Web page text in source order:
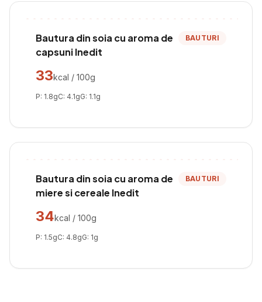
Bautura din soia cu aroma de
capsuni Inedit
BAUTURI
33kcal / 100g
P: 1.8gC: 4.1gG: 1.1g
Bautura din soia cu aroma de
miere si cereale Inedit
BAUTURI
34kcal / 100g
P: 1.5gC: 4.8gG: 1g